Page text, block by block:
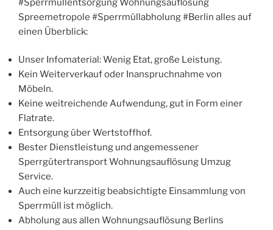
Spreemetropole #Sperrmüllabholung #Berlin alles auf
einen Überblick:
Unser Infomaterial: Wenig Etat, große Leistung.
Kein Weiterverkauf oder Inanspruchnahme von
Möbeln.
Keine weitreichende Aufwendung, gut in Form einer
Flatrate.
Entsorgung über Wertstoffhof.
Bester Dienstleistung und angemessener
Sperrgütertransport Wohnungsauflösung Umzug
Service.
Auch eine kurzzeitig beabsichtigte Einsammlung von
Sperrmüll ist möglich.
Abholung aus allen Wohnungsauflösung Berlins